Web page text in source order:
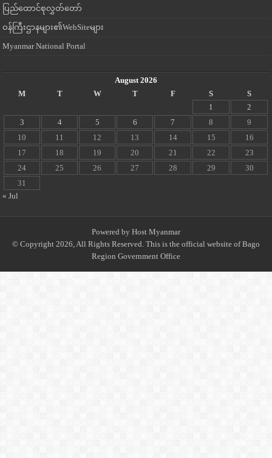
ပြည်ထောင်စုလွှတ်တော်
ဝန်ကြီးဌာနများ၏WebSiteများ
Myanmar National Portal
August 2026
M
T W T F S
S
1
2
3
4 5 6 7 8
9
10
11 12 13 14 15
16
17
18 19 20 21 22
23
24
25 26 27 28 29
30
31
« Jul
Powered by Host Myanmar
© Copyright 2026, All Rights Reserved. This is the official website of Bago
Region Government Office